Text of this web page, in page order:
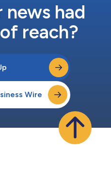
news had
reach?
Wire